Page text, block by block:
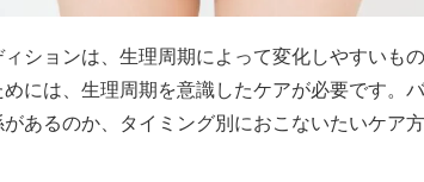
ションは、生理周期によって変化しやすいも
には、生理周期を意識したケアが必要です。
あるのか、タイミング別におこないたいケア